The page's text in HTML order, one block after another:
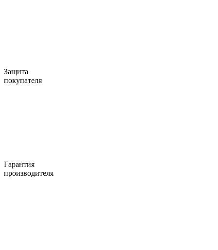
Защита
покупателя
Гарантия
производителя